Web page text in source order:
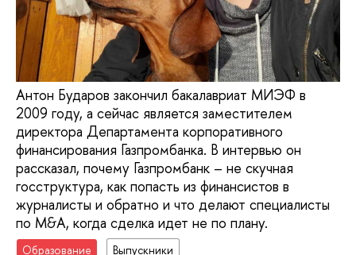
Антон Бударов закончил бакалавриат МИЭФ в
2009 году, а сейчас является заместителем
директора Департамента корпоративного
финансирования Газпромбанка. В интервью он
рассказал, почему Газпромбанк – не скучная
госструктура, как попасть из финансистов в
журналисты и обратно и что делают специалисты
по M&A, когда сделка идет не по плану.
Образование
Выпускники